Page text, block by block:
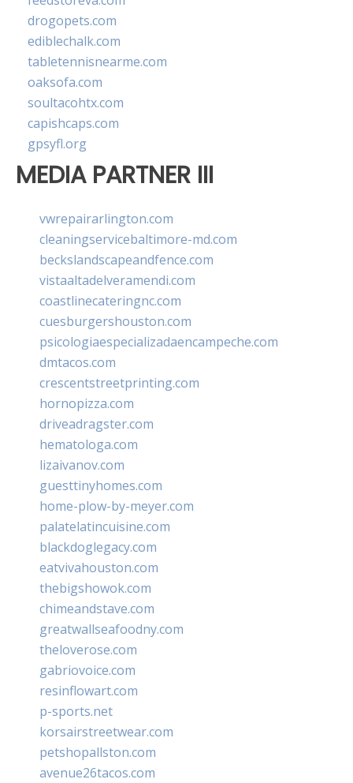
drogopets.com
ediblechalk.com
tabletennisnearme.com
oaksofa.com
soultacohtx.com
capishcaps.com
gpsyfl.org
MEDIA PARTNER III
vwrepairarlington.com
cleaningservicebaltimore-md.com
beckslandscapeandfence.com
vistaaltadelveramendi.com
coastlinecateringnc.com
cuesburgershouston.com
psicologiaespecializadaencampeche.com
dmtacos.com
crescentstreetprinting.com
hornopizza.com
driveadragster.com
hematologa.com
lizaivanov.com
guesttinyhomes.com
home-plow-by-meyer.com
palatelatincuisine.com
blackdoglegacy.com
eatvivahouston.com
thebigshowok.com
chimeandstave.com
greatwallseafoodny.com
theloverose.com
gabriovoice.com
resinflowart.com
p-sports.net
korsairstreetwear.com
petshopallston.com
avenue26tacos.com